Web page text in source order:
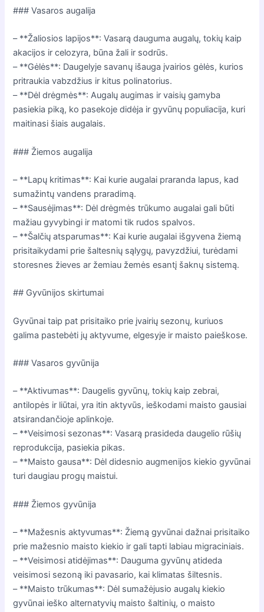
### Vasaros augalija
– **Žaliosios lapijos**: Vasarą dauguma augalų, tokių kaip
akacijos ir celozyra, būna žali ir sodrūs.
– **Gėlės**: Daugelyje savanų išauga įvairios gėlės, kurios
pritraukia vabzdžius ir kitus polinatorius.
– **Dėl drėgmės**: Augalų augimas ir vaisių gamyba
pasiekia piką, ko pasekoje didėja ir gyvūnų populiacija, kuri
maitinasi šiais augalais.
### Žiemos augalija
– **Lapų kritimas**: Kai kurie augalai praranda lapus, kad
sumažintų vandens praradimą.
– **Sausėjimas**: Dėl drėgmės trūkumo augalai gali būti
mažiau gyvybingi ir matomi tik rudos spalvos.
– **Šalčių atsparumas**: Kai kurie augalai išgyvena žiemą
prisitaikydami prie šaltesnių sąlygų, pavyzdžiui, turėdami
storesnes žieves ar žemiau žemės esantį šaknų sistemą.
## Gyvūnijos skirtumai
Gyvūnai taip pat prisitaiko prie įvairių sezonų, kuriuos
galima pastebėti jų aktyvume, elgesyje ir maisto paieškose.
### Vasaros gyvūnija
– **Aktivumas**: Daugelis gyvūnų, tokių kaip zebrai,
antilopės ir liūtai, yra itin aktyvūs, ieškodami maisto gausiai
atsirandančioje aplinkoje.
– **Veisimosi sezonas**: Vasarą prasideda daugelio rūšių
reprodukcija, pasiekia pikas.
– **Maisto gausa**: Dėl didesnio augmenijos kiekio gyvūnai
turi daugiau progų maistui.
### Žiemos gyvūnija
– **Mažesnis aktyvumas**: Žiemą gyvūnai dažnai prisitaiko
prie mažesnio maisto kiekio ir gali tapti labiau migraciniais.
– **Veisimosi atidėjimas**: Dauguma gyvūnų atideda
veisimosi sezoną iki pavasario, kai klimatas šiltesnis.
– **Maisto trūkumas**: Dėl sumažėjusio augalų kiekio
gyvūnai ieško alternatyvių maisto šaltinių, o maisto